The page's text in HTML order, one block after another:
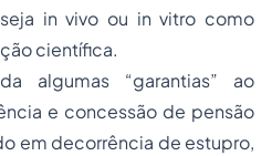
in vivo ou in vitro como
científica.
algumas “garantias” ao
e concessão de pensão
em decorrência de estupro,